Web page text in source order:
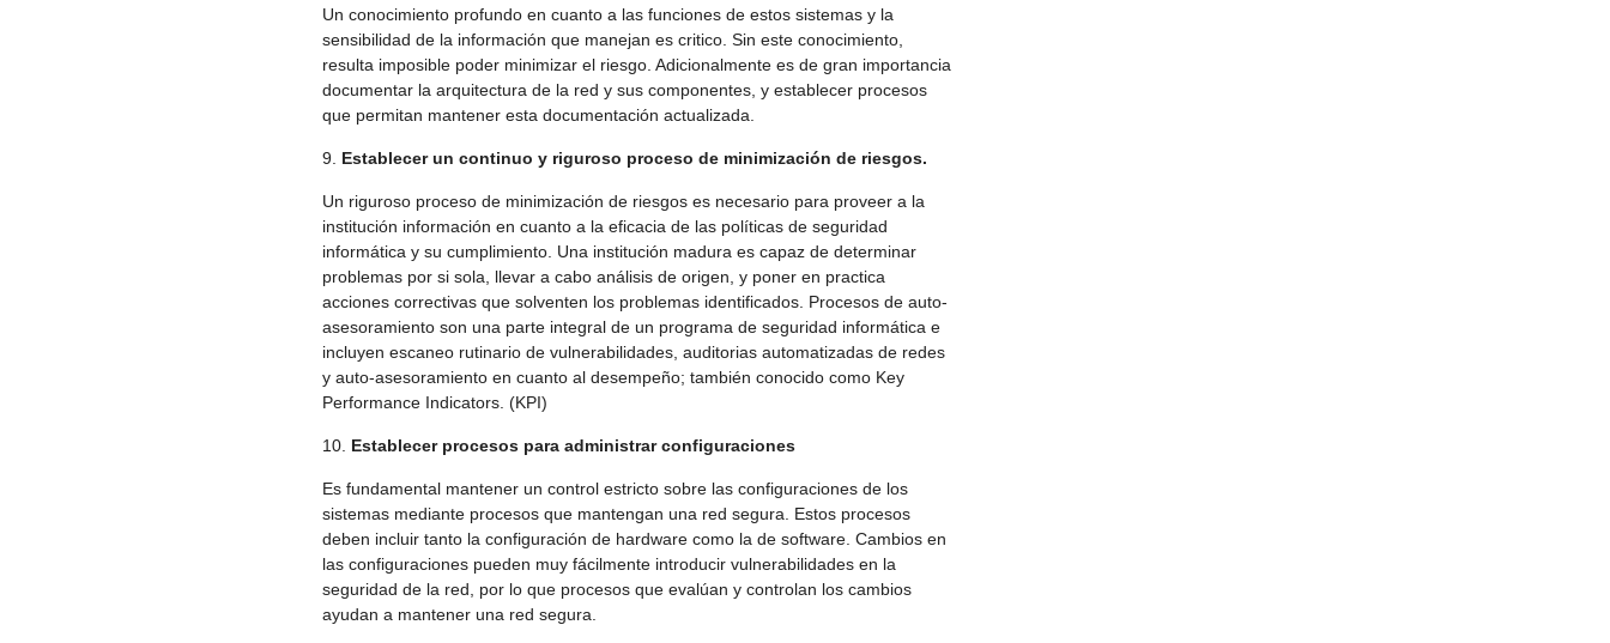
Un conocimiento profundo en cuanto a las funciones de estos sistemas y la
sensibilidad de la información que manejan es critico. Sin este conocimiento,
resulta imposible poder minimizar el riesgo. Adicionalmente es de gran importancia
documentar la arquitectura de la red y sus componentes, y establecer procesos
que permitan mantener esta documentación actualizada.
Establecer un continuo y riguroso proceso de minimización de riesgos.
Un riguroso proceso de minimización de riesgos es necesario para proveer a la
institución información en cuanto a la eficacia de las políticas de seguridad
informática y su cumplimiento. Una institución madura es capaz de determinar
problemas por si sola, llevar a cabo análisis de origen, y poner en practica
acciones correctivas que solventen los problemas identificados. Procesos de auto-
asesoramiento son una parte integral de un programa de seguridad informática e
incluyen escaneo rutinario de vulnerabilidades, auditorias automatizadas de redes
y auto-asesoramiento en cuanto al desempeño; también conocido como Key
Performance Indicators. (KPI)
Establecer procesos para administrar configuraciones
Es fundamental mantener un control estricto sobre las configuraciones de los
sistemas mediante procesos que mantengan una red segura. Estos procesos
deben incluir tanto la configuración de hardware como la de software. Cambios en
las configuraciones pueden muy fácilmente introducir vulnerabilidades en la
seguridad de la red, por lo que procesos que evalúan y controlan los cambios
ayudan a mantener una red segura.